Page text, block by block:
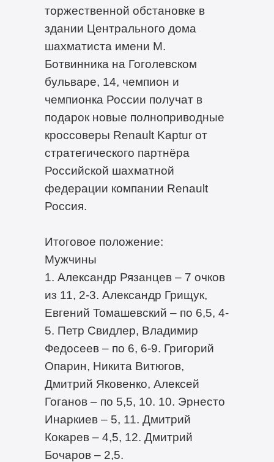
торжественной обстановке в
здании Центрального дома
шахматиста имени М.
Ботвинника на Гоголевском
бульваре, 14, чемпион и
чемпионка России получат в
подарок новые полноприводные
кроссоверы Renault Kaptur от
стратегического партнёра
Российской шахматной
федерации компании Renault
Россия.
Итоговое положение:
Мужчины
1. Александр Рязанцев – 7 очков
из 11, 2-3. Александр Грищук,
Евгений Томашевский – по 6,5, 4-
5. Петр Свидлер, Владимир
Федосеев – по 6, 6-9. Григорий
Опарин, Никита Витюгов,
Дмитрий Яковенко, Алексей
Гоганов – по 5,5, 10. 10. Эрнесто
Инаркиев – 5, 11. Дмитрий
Кокарев – 4,5, 12. Дмитрий
Бочаров – 2,5.